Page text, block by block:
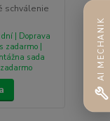
schválenie
dní | Doprava
zadarmo |
sada
zadarmo
AI MECHANIK